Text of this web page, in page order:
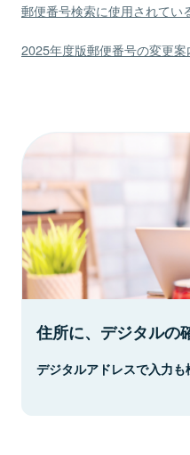
郵便番号検索に使用されてい
2025年度版郵便番号の変更案
住所に、デジタルの
デジタルアドレスで入力も